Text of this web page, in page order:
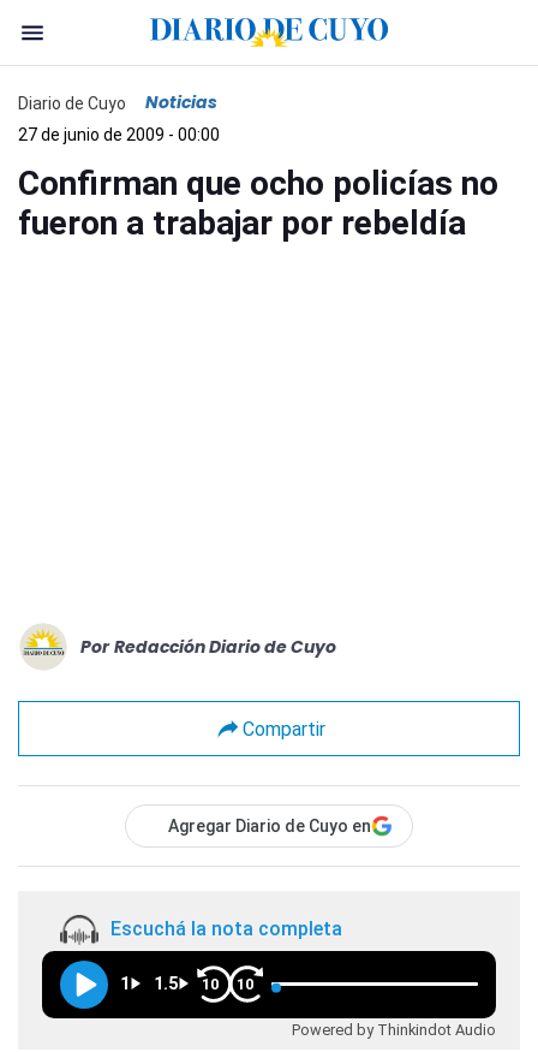
Diario de Cuyo Noticias
27 de junio de 2009 - 00:00
Confirman que ocho policías no
fueron a trabajar por rebeldía
Por Redacción Diario de Cuyo
Compartir
Agregar Diario de Cuyo en
Escuchá la nota completa
1 1.5 10 10
Powered by Thinkindot Audio